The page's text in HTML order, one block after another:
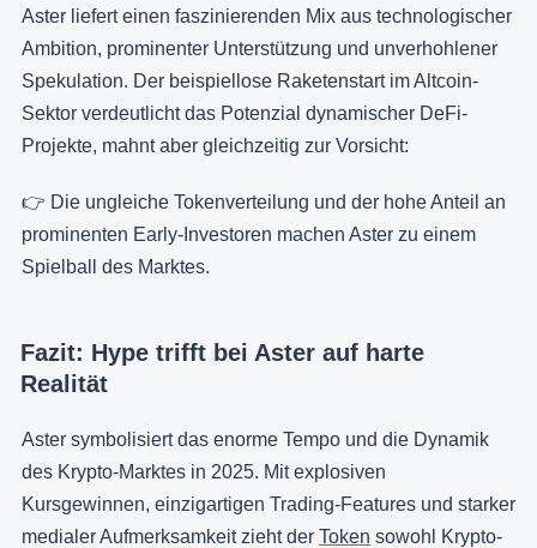
Aster liefert einen faszinierenden Mix aus technologischer
Ambition, prominenter Unterstützung und unverhohlener
Spekulation. Der beispiellose Raketenstart im Altcoin-
Sektor verdeutlicht das Potenzial dynamischer DeFi-
Projekte, mahnt aber gleichzeitig zur Vorsicht:
👉 Die ungleiche Tokenverteilung und der hohe Anteil an
prominenten Early-Investoren machen Aster zu einem
Spielball des Marktes.
Fazit: Hype trifft bei Aster auf harte
Realität
Aster symbolisiert das enorme Tempo und die Dynamik
des Krypto-Marktes in 2025. Mit explosiven
Kursgewinnen, einzigartigen Trading-Features und starker
medialer Aufmerksamkeit zieht der Token sowohl Krypto-